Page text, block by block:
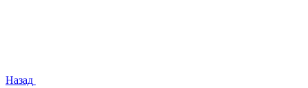
Назад